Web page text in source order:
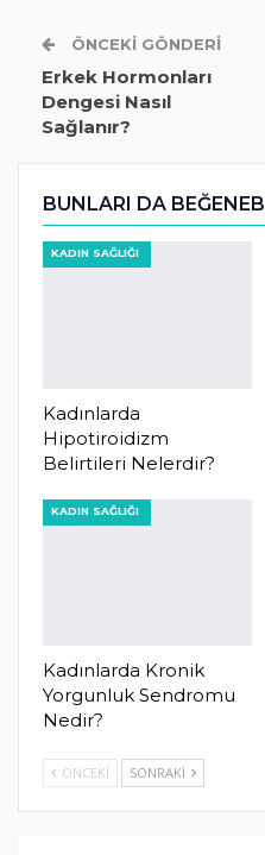
ÖNCEKI GÖNDERI
Erkek Hormonları
Dengesi Nasıl
Sağlanır?
BUNLARI DA
KADIN SAĞLIĞI
Kadınlarda
Hipotiroidizm
Belirtileri Nelerdir?
KADIN SAĞLIĞI
Kadınlarda Kronik
Yorgunluk Sendromu
Nedir?
ÖNCEKI SONRAKI